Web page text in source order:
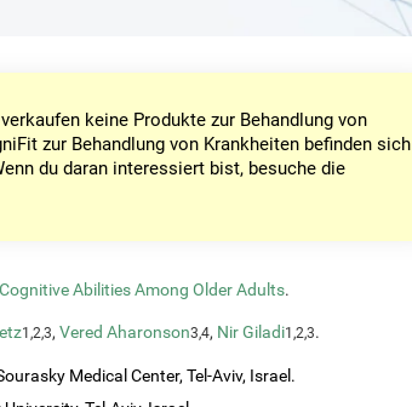
keine Produkte zur Behandlung von
zur Behandlung von Krankheiten befinden sich
du daran interessiert bist, besuche die
Abilities Among Older Adults.
1,2,3, Vered Aharonson3,4, Nir Giladi1,2,3.
Medical Center, Tel-Aviv, Israel.